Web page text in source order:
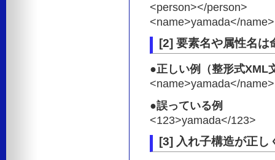
<person></person>
<name>yamada</name>
[2] 要素名や属性名は
●正しい例（整形式XML
<name>yamada</name>
●誤っている例
<123>yamada</123>
[3] 入れ子構造が正し